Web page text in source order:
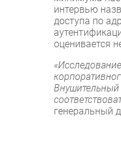
интервью
доступа по
оценивается
Внушительный
генеральный